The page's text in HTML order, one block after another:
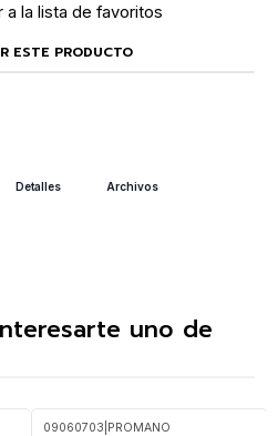
a la lista de favoritos
ESTE PRODUCTO
Detalles Archivos
uno de
09060703 PROMANO